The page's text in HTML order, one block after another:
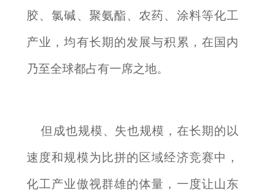
胶、氯碱、聚氨酯、农药、涂料等化工
产业，均有长期的发展与积累，在国内
乃至全球都占有一席之地。
但成也规模、失也规模，在长期的以
速度和规模为比拼的区域经济竞赛中，
化工产业傲视群雄的体量，一度让山东